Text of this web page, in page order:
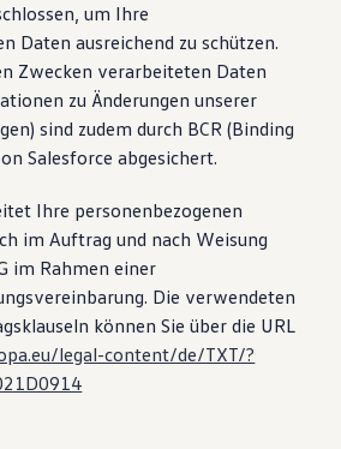
um Ihre
Daten ausreichend zu schützen.
Zwecken verarbeiteten Daten
zu Änderungen unserer
sind zudem durch BCR (Binding
Salesforce abgesichert.
Ihre personenbezogenen
im Auftrag und nach Weisung
im Rahmen einer
Die verwendeten
können Sie über die URL
legal-content/de/TXT/?